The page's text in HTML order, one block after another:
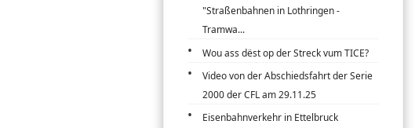
"Straßenbahnen in Lothringen -
Tramwa...
Wou ass dëst op der Streck vum TICE?
Video von der Abschiedsfahrt der Serie
2000 der CFL am 29.11.25
Eisenbahnverkehr in Ettelbruck